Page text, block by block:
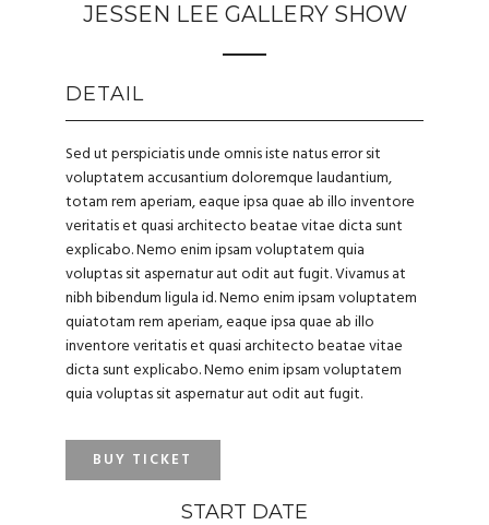
JESSEN LEE GALLERY SHOW
DETAIL
Sed ut perspiciatis unde omnis iste natus error sit
voluptatem accusantium doloremque laudantium,
totam rem aperiam, eaque ipsa quae ab illo inventore
veritatis et quasi architecto beatae vitae dicta sunt
explicabo. Nemo enim ipsam voluptatem quia
voluptas sit aspernatur aut odit aut fugit. Vivamus at
nibh bibendum ligula id. Nemo enim ipsam voluptatem
quiatotam rem aperiam, eaque ipsa quae ab illo
inventore veritatis et quasi architecto beatae vitae
dicta sunt explicabo. Nemo enim ipsam voluptatem
quia voluptas sit aspernatur aut odit aut fugit.
BUY TICKET
START DATE